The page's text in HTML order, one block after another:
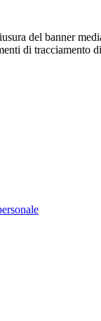
del banner
di tracciamento